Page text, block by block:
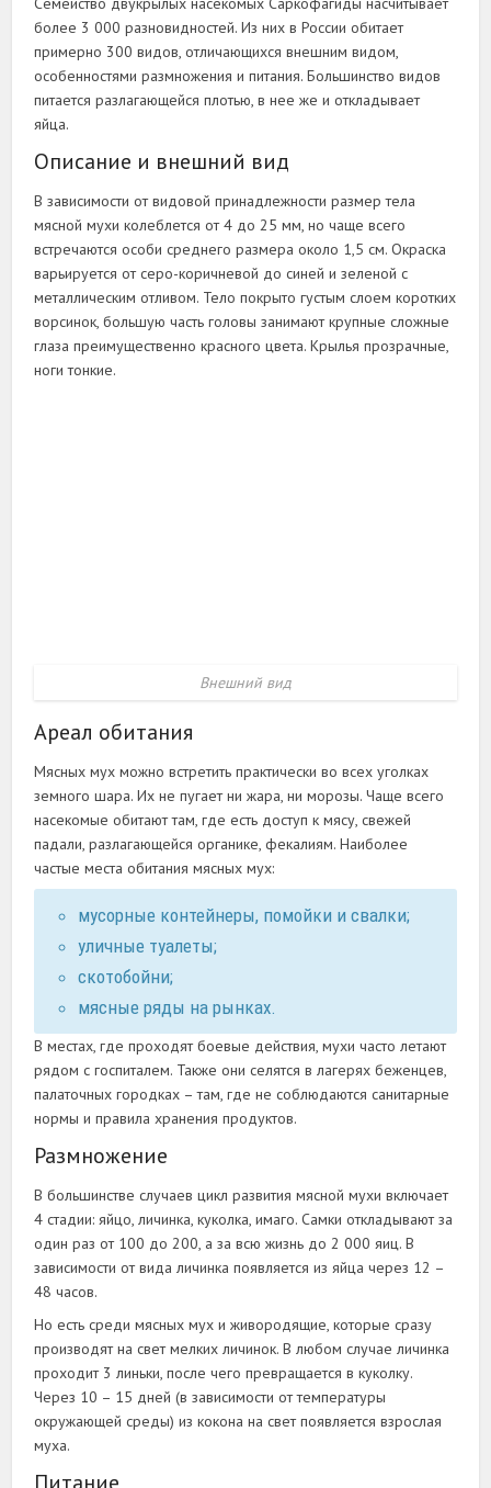
более 3 000 разновидностей. Из них в России обитает
примерно 300 видов, отличающихся внешним видом,
особенностями размножения и питания. Большинство видов
питается разлагающейся плотью, в нее же и откладывает
яйца.
Описание и внешний вид
В зависимости от видовой принадлежности размер тела
мясной мухи колеблется от 4 до 25 мм, но чаще всего
встречаются особи среднего размера около 1,5 см. Окраска
варьируется от серо-коричневой до синей и зеленой с
металлическим отливом. Тело покрыто густым слоем коротких
ворсинок, большую часть головы занимают крупные сложные
глаза преимущественно красного цвета. Крылья прозрачные,
ноги тонкие.
Внешний вид
Ареал обитания
Мясных мух можно встретить практически во всех уголках
земного шара. Их не пугает ни жара, ни морозы. Чаще всего
насекомые обитают там, где есть доступ к мясу, свежей
падали, разлагающейся органике, фекалиям. Наиболее
частые места обитания мясных мух:
мусорные контейнеры, помойки и свалки;
уличные туалеты;
скотобойни;
мясные ряды на рынках.
В местах, где проходят боевые действия, мухи часто летают
рядом с госпиталем. Также они селятся в лагерях беженцев,
палаточных городках – там, где не соблюдаются санитарные
нормы и правила хранения продуктов.
Размножение
В большинстве случаев цикл развития мясной мухи включает
4 стадии: яйцо, личинка, куколка, имаго. Самки откладывают за
один раз от 100 до 200, а за всю жизнь до 2 000 яиц. В
зависимости от вида личинка появляется из яйца через 12 –
48 часов.
Но есть среди мясных мух и живородящие, которые сразу
производят на свет мелких личинок. В любом случае личинка
проходит 3 линьки, после чего превращается в куколку.
Через 10 – 15 дней (в зависимости от температуры
окружающей среды) из кокона на свет появляется взрослая
муха.